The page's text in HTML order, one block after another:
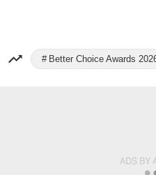
Better Choice Awards